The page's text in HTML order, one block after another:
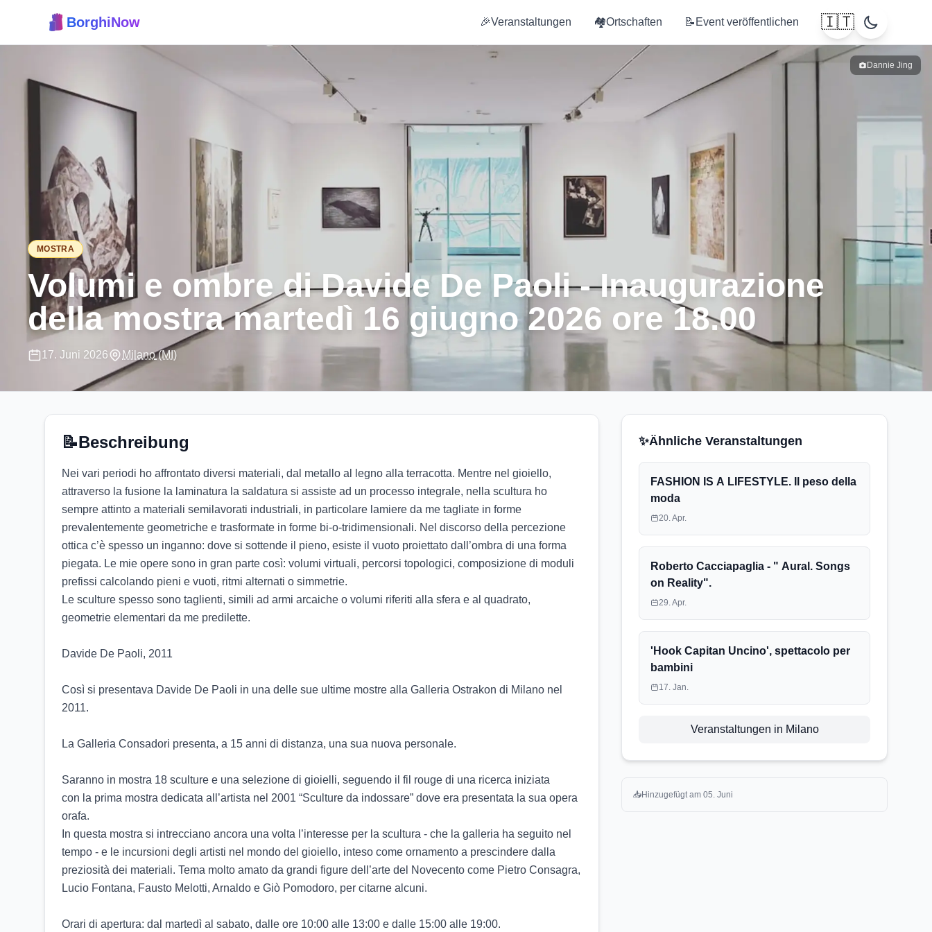
BorghiNow 🎉Veranstaltungen 🏘️Ortschaften 📝 Event veröffentlichen 🇮🇹
Dannie Jing
MOSTRA
Volumi e ombre di Davide De Paoli - Inaugurazione
della mostra martedì 16 giugno 2026 ore 18.00
17. Juni 2026 Milano(MI)
📝Beschreibung
Nei vari periodi ho affrontato diversi materiali, dal metallo al legno alla terracotta. Mentre nel gioiello,
attraverso la fusione la laminatura la saldatura si assiste ad un processo integrale, nella scultura ho
sempre attinto a materiali semilavorati industriali, in particolare lamiere da me tagliate in forme
prevalentemente geometriche e trasformate in forme bi-o-tridimensionali. Nel discorso della percezione
ottica c’è spesso un inganno: dove si sottende il pieno, esiste il vuoto proiettato dall’ombra di una forma
piegata. Le mie opere sono in gran parte così: volumi virtuali, percorsi topologici, composizione di moduli
prefissi calcolando pieni e vuoti, ritmi alternati o simmetrie.
Le sculture spesso sono taglienti, simili ad armi arcaiche o volumi riferiti alla sfera e al quadrato,
geometrie elementari da me predilette.
Davide De Paoli, 2011
Così si presentava Davide De Paoli in una delle sue ultime mostre alla Galleria Ostrakon di Milano nel
2011.
La Galleria Consadori presenta, a 15 anni di distanza, una sua nuova personale.
Saranno in mostra 18 sculture e una selezione di gioielli, seguendo il fil rouge di una ricerca iniziata
con la prima mostra dedicata all’artista nel 2001 “Sculture da indossare” dove era presentata la sua opera
orafa.
In questa mostra si intrecciano ancora una volta l’interesse per la scultura - che la galleria ha seguito nel
tempo - e le incursioni degli artisti nel mondo del gioiello, inteso come ornamento a prescindere dalla
preziosità dei materiali. Tema molto amato da grandi figure dell’arte del Novecento come Pietro Consagra,
Lucio Fontana, Fausto Melotti, Arnaldo e Giò Pomodoro, per citarne alcuni.
Orari di apertura: dal martedì al sabato, dalle ore 10:00 alle 13:00 e dalle 15:00 alle 19:00.
✨Ähnliche Veranstaltungen
FASHION IS A LIFESTYLE. Il peso della
moda
20. Apr.
Roberto Cacciapaglia - " Aural. Songs
on Reality".
29. Apr.
'Hook Capitan Uncino', spettacolo per
bambini
17. Jan.
Veranstaltungen in Milano
📥Hinzugefügt am 05. Juni